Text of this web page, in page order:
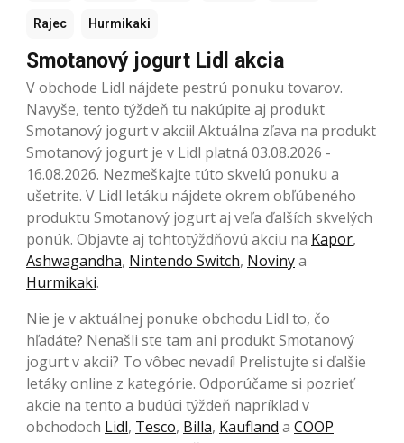
Rajec Hurmikaki
Smotanový jogurt Lidl akcia
V obchode Lidl nájdete pestrú ponuku tovarov.
Navyše, tento týždeň tu nakúpite aj produkt
Smotanový jogurt v akcii! Aktuálna zľava na produkt
Smotanový jogurt je v Lidl platná 03.08.2026 -
16.08.2026. Nezmeškajte túto skvelú ponuku a
ušetrite. V Lidl letáku nájdete okrem obľúbeného
produktu Smotanový jogurt aj veľa ďalších skvelých
ponúk. Objavte aj tohtotýždňovú akciu na Kapor,
Ashwagandha, Nintendo Switch, Novinya
Hurmikaki.
Nie je v aktuálnej ponuke obchodu Lidl to, čo
hľadáte? Nenašli ste tam ani produkt Smotanový
jogurt v akcii? To vôbec nevadí! Prelistujte si ďalšie
letáky online z kategórie. Odporúčame si pozrieť
akcie na tento a budúci týždeň napríklad v
obchodoch Lidl, Tesco, Billa, Kaufland a COOP